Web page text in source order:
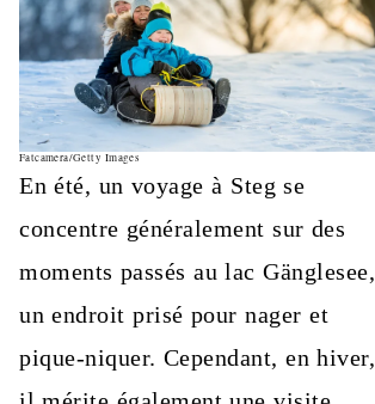
Fatcamera/Getty Images
En été, un voyage à Steg se
concentre généralement sur des
moments passés au lac Gänglesee,
un endroit prisé pour nager et
pique-niquer. Cependant, en hiver,